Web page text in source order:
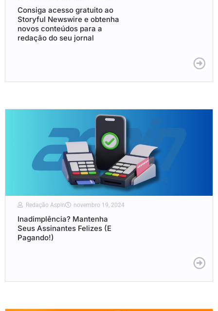
Consiga acesso gratuito ao
Storyful Newswire e obtenha
novos conteúdos para a
redação do seu jornal
Redação Aspin novembro 19, 2024
Inadimplência? Mantenha
Seus Assinantes Felizes (E
Pagando!)